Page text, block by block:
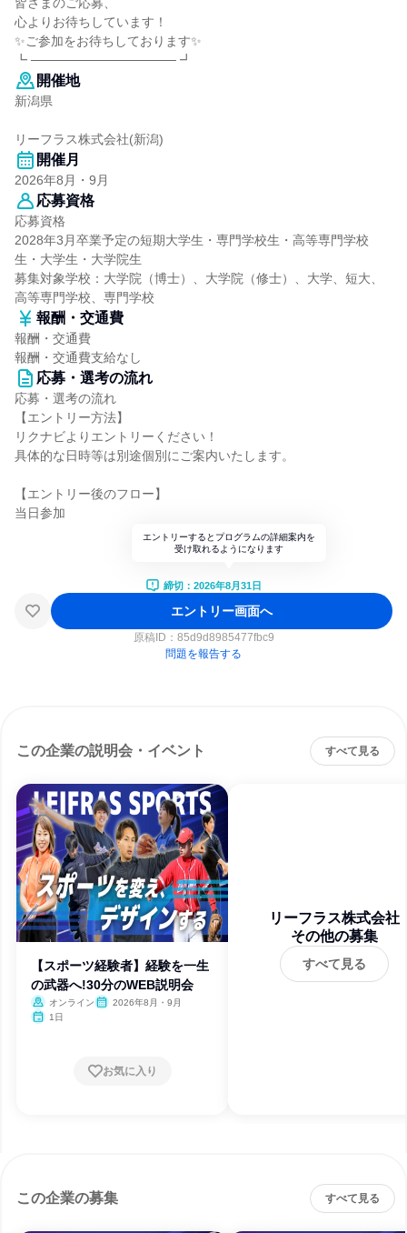
心よりお待ちしています！
✨ご参加をお待ちしております✨
┗ ──────────────── ┛
開催地
新潟県
リーフラス株式会社(新潟)
開催月
2026年8月・9月
応募資格
応募資格
2028年3月卒業予定の短期大学生・専門学校生・高等専門学校
生・大学生・大学院生
募集対象学校：大学院（博士）、大学院（修士）、大学、短大、
高等専門学校、専門学校
報酬・交通費
報酬・交通費
報酬・交通費支給なし
応募・選考の流れ
応募・選考の流れ
【エントリー方法】
リクナビよりエントリーください！
具体的な日時等は別途個別にご案内いたします。
【エントリー後のフロー】
当日参加
エントリーするとプログラムの詳細案内を
受け取れるようになります
締切：2026年8月31日
エントリー画面へ
原稿ID： 85d9d8985477fbc9
問題を報告する
この企業の説明会・イベント すべて見る
【スポーツ経験者】経験を一生
の武器へ!30分のWEB説明会
オンライン
2026年8月・9月
1日
お気に入り
リーフラス株式会社
その他の募集
すべて見る
この企業の募集 すべて見る